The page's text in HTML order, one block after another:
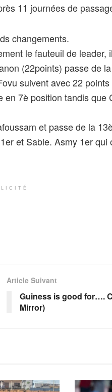
11 journées de
changements.
le fauteuil de leader,
(22points) passe de
suivent avec 22
7è position tandis que
et passe de la
et Sable. Asmy 1er qui
Article Suivant
Guiness is good for….
Mirror)